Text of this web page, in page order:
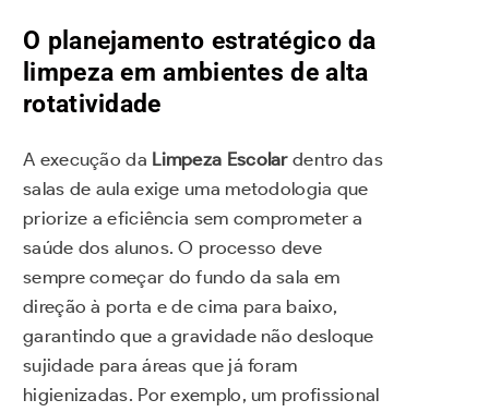
O planejamento estratégico da
limpeza em ambientes de alta
rotatividade
A execução da Limpeza Escolardentro das
salas de aula exige uma metodologia que
priorize a eficiência sem comprometer a
saúde dos alunos. O processo deve
sempre começar do fundo da sala em
direção à porta e de cima para baixo,
garantindo que a gravidade não desloque
sujidade para áreas que já foram
higienizadas. Por exemplo, um profissional